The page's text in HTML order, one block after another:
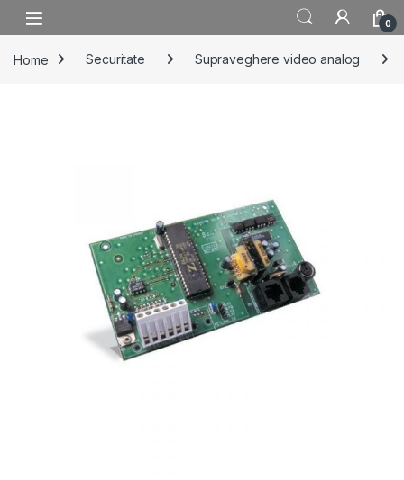
Skip to navigation
Skip to content
0
Home Securitate Supraveghere video analog